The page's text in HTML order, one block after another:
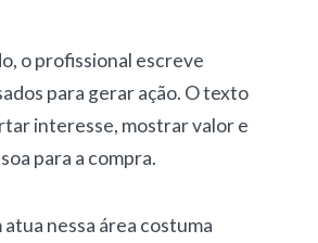
o profissional escreve
para gerar ação. O texto
interesse, mostrar valor e
para a compra.
atua nessa área costuma